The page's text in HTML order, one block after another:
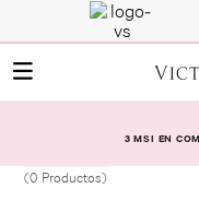
3 MSI EN
0 Productos